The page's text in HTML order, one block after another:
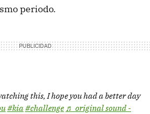
periodo.
this, I hope you had a better day
#kia#challenge ♬ original sound -